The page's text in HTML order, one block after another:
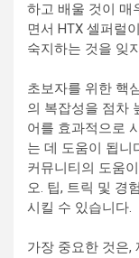
하고 배울 것이 매
면서 HTX 셀퍼럴
숙지하는 것을 잊
초보자를 위한 핵
의 복잡성을 점차
어를 효과적으로
는 데 도움이 됩니
커뮤니티의 도움
오. 팁, 트릭 및 경
시킬 수 있습니다.
가장 중요한 것은,